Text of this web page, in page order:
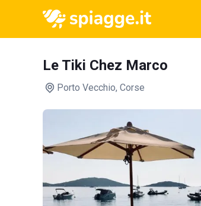
Le Tiki Chez Marco
Porto Vecchio, Corse